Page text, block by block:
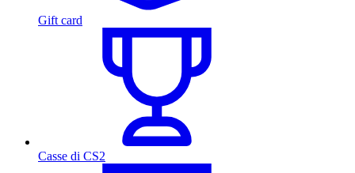
Gift card
Casse di CS2